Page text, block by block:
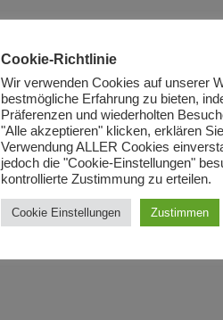
Cookie-Richtlinie
Wir verwenden Cookies auf unserer
bestmögliche Erfahrung zu bieten,
Präferenzen und wiederholten
"Alle akzeptieren" klicken, erklären
Verwendung ALLER Cookies
jedoch die "Cookie-Einstellungen"
kontrollierte Zustimmung zu erteilen.
Cookie Einstellungen Zustimmen